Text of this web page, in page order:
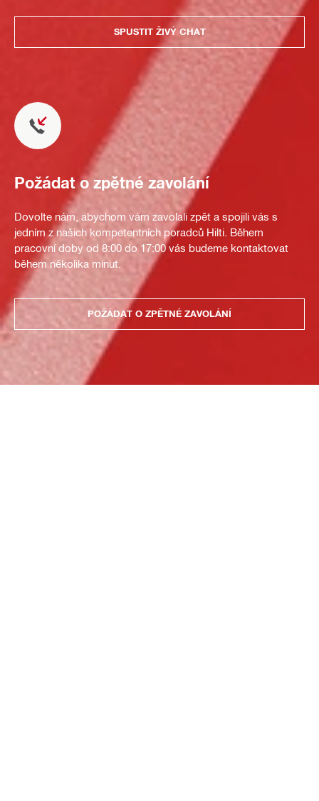
SPUSTIT ŽIVÝ CHAT
Požádat o zpětné zavolání
Dovolte nám, abychom vám zavolali zpět a spojili vás s
jedním z našich kompetentních poradců Hilti. Během
pracovní doby od 8:00 do 17:00 vás budeme kontaktovat
během několika minut.
POŽÁDAT O ZPĚTNÉ ZAVOLÁNÍ